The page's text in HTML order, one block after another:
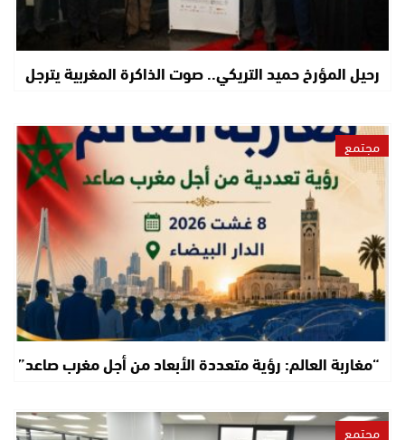
رحيل المؤرخ حميد التريكي.. صوت الذاكرة المغربية يترجل
مجتمع
“مغاربة العالم: رؤية متعددة الأبعاد من أجل مغرب صاعد”
مجتمع